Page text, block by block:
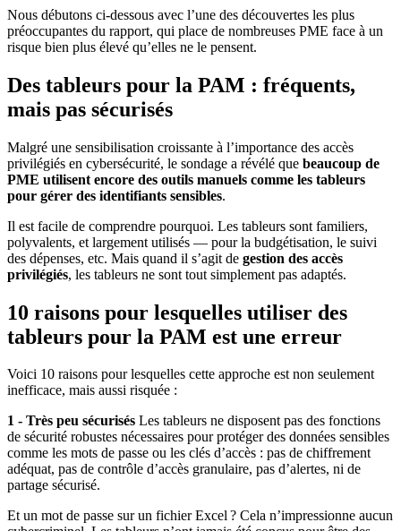
Nous débutons ci-dessous avec l’une des découvertes les plus
préoccupantes du rapport, qui place de nombreuses PME face à un
risque bien plus élevé qu’elles ne le pensent.
Des tableurs pour la PAM : fréquents,
mais pas sécurisés
Malgré une sensibilisation croissante à l’importance des accès
privilégiés en cybersécurité, le sondage a révélé que beaucoup de
PME utilisent encore des outils manuels comme les tableurs
pour gérer des identifiants sensibles.
Il est facile de comprendre pourquoi. Les tableurs sont familiers,
polyvalents, et largement utilisés — pour la budgétisation, le suivi
des dépenses, etc. Mais quand il s’agit de gestion des accès
privilégiés, les tableurs ne sont tout simplement pas adaptés.
10 raisons pour lesquelles utiliser des
tableurs pour la PAM est une erreur
Voici 10 raisons pour lesquelles cette approche est non seulement
inefficace, mais aussi risquée :
1 - Très peu sécurisés Les tableurs ne disposent pas des fonctions
de sécurité robustes nécessaires pour protéger des données sensibles
comme les mots de passe ou les clés d’accès : pas de chiffrement
adéquat, pas de contrôle d’accès granulaire, pas d’alertes, ni de
partage sécurisé.
Et un mot de passe sur un fichier Excel ? Cela n’impressionne aucun